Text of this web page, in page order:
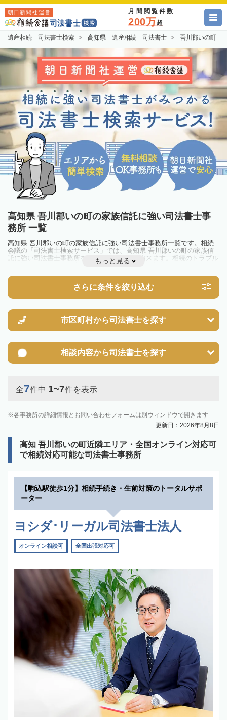
朝日新聞社運営 月間閲覧件数
200万超
遺産相続 司法書士検索 高知県 遺産相続 司法書士 吾川郡いの町
高知県 吾川郡いの町の家族信託に強い司法書士事
務所 一覧
高知県 吾川郡いの町の家族信託に強い司法書士事務所一覧です。相続
会議の「司法書士検索サービス」では、高知県 吾川郡いの町の家族信
託に強い司法書士事務所を一覧で見ることが出来ます。相続のトラブル
やお悩みを抱えている方は一度近隣の司法書士に相談してみましょう。
もっと見る
さらに条件を絞り込む
市区町村から司法書士を探す
相談内容から司法書士を探す
全7件中 1~7件を表示
各事務所の詳細情報とお問い合わせフォームは別ウィンドウで開きます
更新日：2026年8月8日
高知 吾川郡いの町近隣エリア・全国オンライン対応可
で相続対応可能な司法書士事務所
【駒込駅徒歩1分】相続手続き・生前対策のトータルサポ
ーター
ヨシダ･リーガル司法書士法人
オンライン相談可 全国出張対応可